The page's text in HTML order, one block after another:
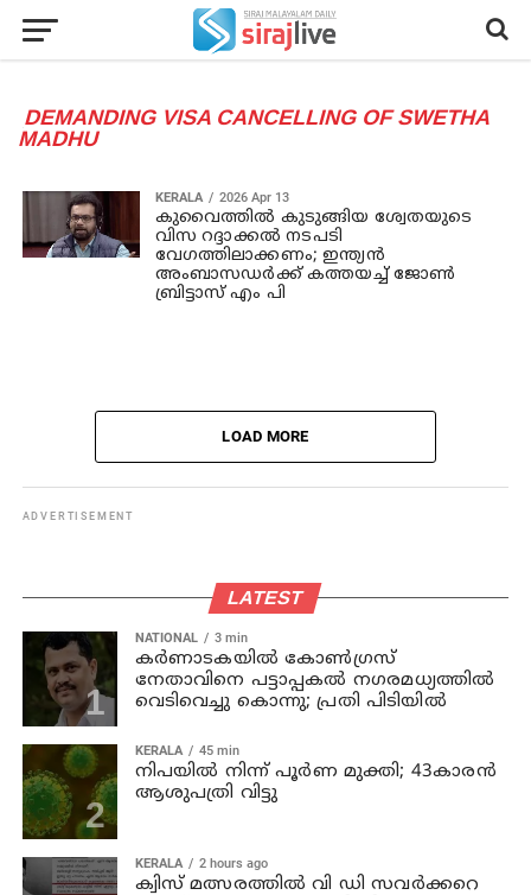
DEMANDING VISA CANCELLING OF SWETHA
MADHU
KERALA 2026 Apr 13
കുവൈത്തില്‍ കുടുങ്ങിയ ശ്വേതയുടെ
വിസ റദ്ദാക്കല്‍ നടപടി
വേഗത്തിലാക്കണം; ഇന്ത്യന്‍
അംബാസഡര്‍ക്ക് കത്തയച്ച് ജോണ്‍
ബ്രിട്ടാസ് എം പി
LOAD MORE
ADVERTISEMENT
LATEST
NATIONAL 3 min
കര്‍ണാടകയില്‍ കോണ്‍ഗ്രസ്
നേതാവിനെ പട്ടാപ്പകല്‍ നഗരമധ്യത്തില്‍
വെടിവെച്ചു കൊന്നു; പ്രതി പിടിയില്‍
KERALA 45 min
നിപയില്‍ നിന്ന് പൂര്‍ണ മുക്തി; 43കാരന്‍
ആശുപത്രി വിട്ടു
KERALA 2 hours ago
ക്വിസ് മത്സരത്തില്‍ വി ഡി സവര്‍ക്കറെ